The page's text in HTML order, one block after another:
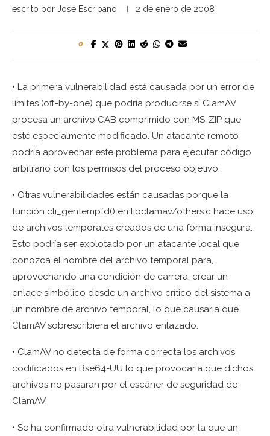
escrito por Jose Escribano 2 de enero de 2008
0
• La primera vulnerabilidad está causada por un error de
límites (off-by-one) que podría producirse si ClamAV
procesa un archivo CAB comprimido con MS-ZIP que
esté especialmente modificado. Un atacante remoto
podría aprovechar este problema para ejecutar código
arbitrario con los permisos del proceso objetivo.
• Otras vulnerabilidades están causadas porque la
función cli_gentempfd() en libclamav/others.c hace uso
de archivos temporales creados de una forma insegura.
Esto podría ser explotado por un atacante local que
conozca el nombre del archivo temporal para,
aprovechando una condición de carrera, crear un
enlace simbólico desde un archivo crítico del sistema a
un nombre de archivo temporal, lo que causaría que
ClamAV sobrescribiera el archivo enlazado.
• ClamAV no detecta de forma correcta los archivos
codificados en Bse64-UU lo que provocaría que dichos
archivos no pasaran por el escáner de seguridad de
ClamAV.
• Se ha confirmado otra vulnerabilidad por la que un